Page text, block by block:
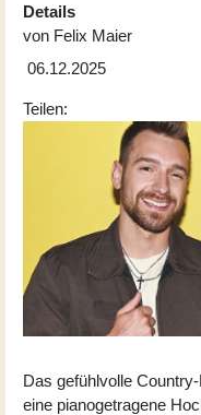
Details
von Felix Maier
06.12.2025
Teilen:
Das gefühlvolle
eine pianogetragene